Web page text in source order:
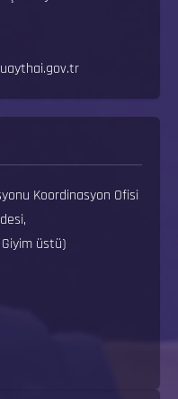
Koordinasyon Ofisi
üstü)